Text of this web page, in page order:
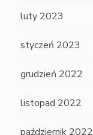
luty 2023
styczeń 2023
grudzień 2022
listopad 2022
październik 2022